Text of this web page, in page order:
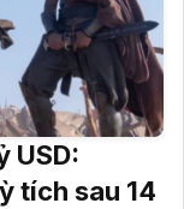
USD:
tích sau 14